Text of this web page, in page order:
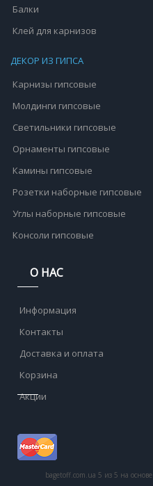
Балки
Клей для карнизов
ДЕКОР ИЗ ГИПСА
Карнизы гипсовые
Молдинги гипсовые
Светильники гипсовые
Орнаменты гипсовые
Камины гипсовые
Розетки наборные гипсовые
Углы наборные гипсовые
Консоли гипсовые
О НАС
Информация
Контакты
Доставка и оплата
Корзина
Акции
bagetoff.com.ua 5 из 5 на основе